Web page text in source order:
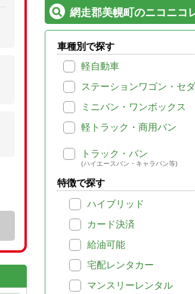
網走郡美幌町のニコニコ
車種別で探す
軽自動車
ステーションワゴン・セ
ミニバン・ワンボックス
軽トラック・商用バン
トラック・バン
(ハイエースバン・キャラバン等)
特徴で探す
ハイブリッド
カード決済
給油可能
宅配レンタカー
マンスリーレンタル